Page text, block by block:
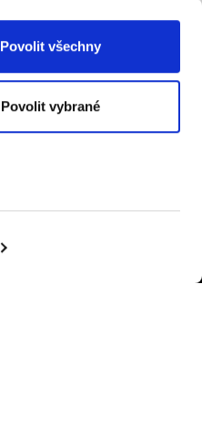
Povolit všechny
Povolit vybrané